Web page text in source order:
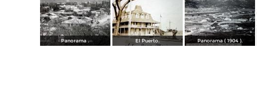
Panorama . El Puerto. Panorama ( 1904 ).